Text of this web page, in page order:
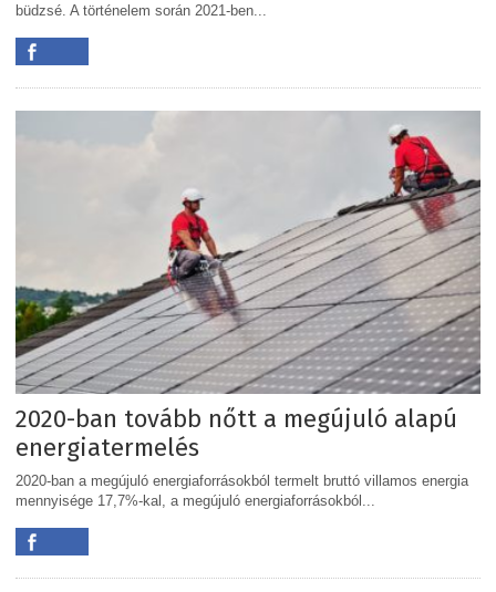
büdzsé. A történelem során 2021-ben...
2020-ban tovább nőtt a megújuló alapú
energiatermelés
2020-ban a megújuló energiaforrásokból termelt bruttó villamos energia
mennyisége 17,7%-kal, a megújuló energiaforrásokból...